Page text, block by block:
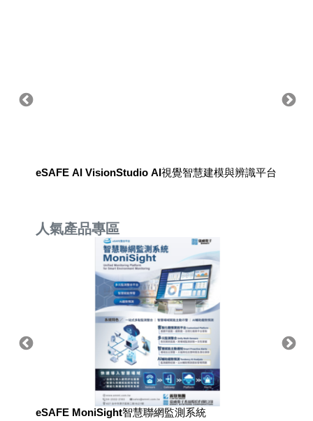
eSAFE AI VisionStudio AI視覺智慧建模與辨識平台
人氣產品專區
eSAFE MoniSight智慧聯網監測系統